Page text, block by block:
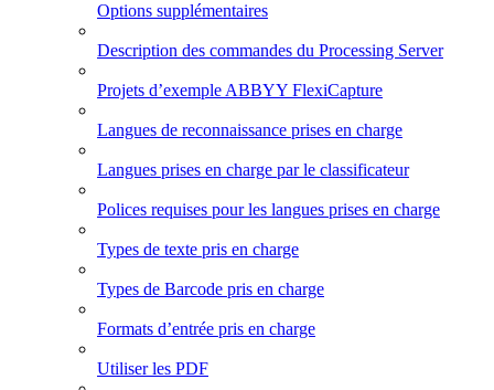
Options supplémentaires
Description des commandes du Processing Server
Projets d’exemple ABBYY FlexiCapture
Langues de reconnaissance prises en charge
Langues prises en charge par le classificateur
Polices requises pour les langues prises en charge
Types de texte pris en charge
Types de Barcode pris en charge
Formats d’entrée pris en charge
Utiliser les PDF